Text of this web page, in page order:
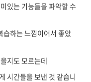
있는 기능들을 파악할 수
습하는 느낌이어서 좋았
지도 모르는데
시간들을 보낸 것 같습니